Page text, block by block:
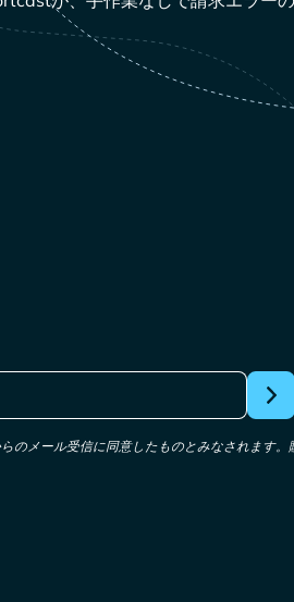
のメール受信に同意したものとみなされます。